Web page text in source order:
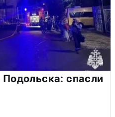
спасли